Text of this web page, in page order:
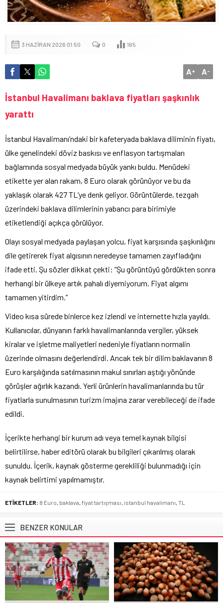
3 HAZIRAN 2026 01:50 0 165
A+ A-
İstanbul Havalimanı baklava fiyatları şaşkınlık
yarattı
İstanbul Havalimanı’ndaki bir kafeteryada baklava diliminin fiyatı,
ülke genelindeki döviz baskısı ve enflasyon tartışmaları
bağlamında sosyal medyada büyük yankı buldu. Menüdeki
etikette yer alan rakam, 8 Euro olarak görünüyor ve bu da
yaklaşık olarak 427 TL’ye denk geliyor. Görüntülerde, tezgah
üzerindeki baklava dilimlerinin yabancı para birimiyle
etiketlendiği açıkça görülüyor.
Olayı sosyal medyada paylaşan yolcu, fiyat karşısında şaşkınlığını
dile getirerek fiyat algısının neredeyse tamamen zayıfladığını
ifade etti. Şu sözler dikkat çekti: “Şu görüntüyü gördükten sonra
herhangi bir ülkeye artık pahalı diyemiyorum. Fiyat algımı
tamamen yitirdim.”
Video kısa sürede binlerce kez izlendi ve internette hızla yayıldı.
Kullanıcılar, dünyanın farklı havalimanlarında vergiler, yüksek
kiralar ve işletme maliyetleri nedeniyle fiyatların normalin
üzerinde olmasını değerlendirdi. Ancak tek bir dilim baklavanın 8
Euro karşılığında satılmasının makul sınırları aştığı yönünde
görüşler ağırlık kazandı. Yerli ürünlerin havalimanlarında bu tür
fiyatlarla sunulmasının turizm imajına zarar verebileceği de ifade
edildi.
İçerikte herhangi bir kurum adı veya temel kaynak bilgisi
belirtilirse, haber editörü olarak bu bilgileri çıkarılmış olarak
sunuldu. İçerik, kaynak gösterme gerekliliği bulunmadığı için
kaynak belirtimi yapılmamıştır.
ETİKETLER: 8 Euro baklava fiyat tartışması istanbul havalimanı TL
BENZER KONULAR